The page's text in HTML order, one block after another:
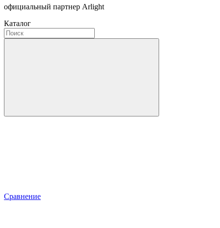
официальный партнер Arlight
Каталог
Сравнение